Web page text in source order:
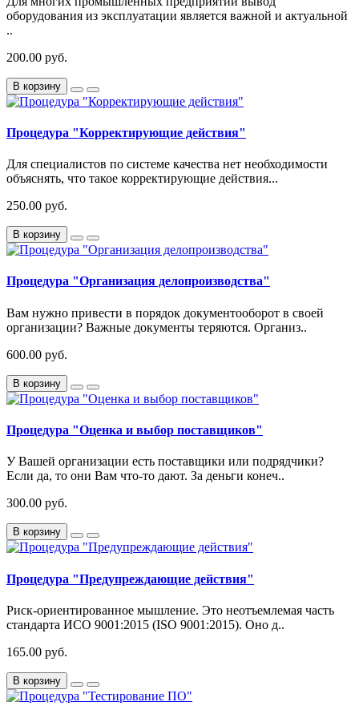
оборудования из эксплуатации является важной и актуальной
..
200.00 руб.
В корзину
Процедура "Корректирующие действия"
Для специалистов по системе качества нет необходимости
объяснять, что такое корректирующие действия...
250.00 руб.
В корзину
Процедура "Организация делопроизводства"
Вам нужно привести в порядок документооборот в своей
организации? Важные документы теряются. Организ..
600.00 руб.
В корзину
Процедура "Оценка и выбор поставщиков"
У Вашей организации есть поставщики или подрядчики?
Если да, то они Вам что-то дают. За деньги конеч..
300.00 руб.
В корзину
Процедура "Предупреждающие действия"
Риск-ориентированное мышление. Это неотъемлемая часть
стандарта ИСО 9001:2015 (ISO 9001:2015). Оно д..
165.00 руб.
В корзину